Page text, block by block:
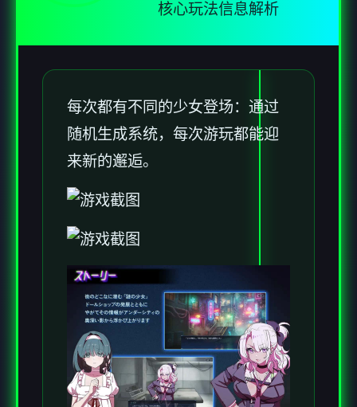
核心玩法信息解析
每次都有不同的少女登场：通过
随机生成系统，每次游玩都能迎
来新的邂逅。